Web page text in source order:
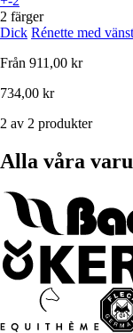
2 färger
Dick Rénette med
Från 911,00 kr
734,00 kr
2 av 2 produkter
Alla våra